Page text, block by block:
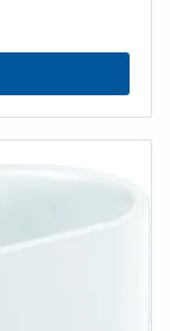
mousseur
: Douchette à
27 806 pour
Stick 26 465
utilisé avec